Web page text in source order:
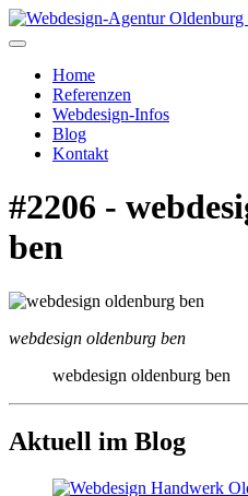
Home
Referenzen
Webdesign-Infos
Blog
Kontakt
#2206 -
ben
webdesign oldenburg ben
webdesign oldenburg ben
Aktuell im Blog